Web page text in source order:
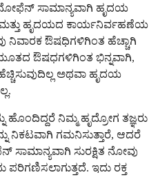
ಸಾಮಾನ್ಯವಾಗಿ ಹೃದಯ
ಮತ್ತು ಹೃದಯದ ಕಾರ್ಯನಿರ್ವಹಣೆಯ
ಔಷಧಿಗಳಿಗಿಂತ ಹೆಚ್ಚಾಗಿ
ಔಷಧಗಳಿಗಿಂತ ಭಿನ್ನವಾಗಿ,
ಅಥವಾ ಹೃದಯ
ನಿಮ್ಮ ಹೃದ್ರೋಗ ತಜ್ಞರು
ನಿಕಟವಾಗಿ ಗಮನಿಸುತ್ತಾರೆ, ಆದರೆ
ಸುರಕ್ಷಿತ ನೋವು
ಇದು ರಕ್ತ